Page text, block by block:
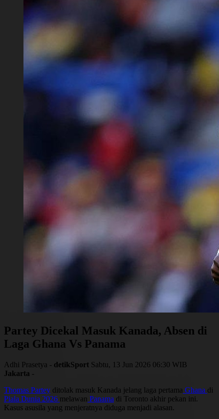
Partey Dicekal Masuk Kanada, Absen di
Laga Ghana Vs Panama
Adhi Prasetya - detikSport Sabtu, 13 Jun 2026 06:30 WIB
Jakarta -
Thomas Partey ditolak masuk Kanada jelang laga pertama Ghana di
Piala Dunia 2026 melawan Panama di Toronto akhir pekan ini.
Kasus asusila yang menjeratnya diduga menjadi alasan.